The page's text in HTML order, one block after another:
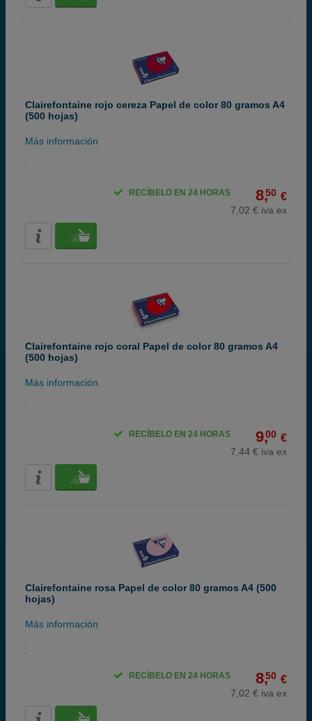
Clairefontaine rojo cereza Papel de color 80 gramos A4
(500 hojas)
Más información
8,50 €
7,02 € iva ex
RECÍBELO EN 24 HORAS
Clairefontaine rojo coral Papel de color 80 gramos A4
(500 hojas)
Más información
9,00 €
7,44 € iva ex
RECÍBELO EN 24 HORAS
Clairefontaine rosa Papel de color 80 gramos A4 (500
hojas)
Más información
8,50 €
7,02 € iva ex
RECÍBELO EN 24 HORAS